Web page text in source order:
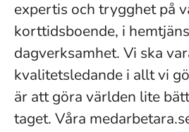
expertis och trygghet på
korttidsboende, i
dagverksamhet. Vi ska
kvalitetsledande i allt vi
är att göra världen lite
taget. Våra